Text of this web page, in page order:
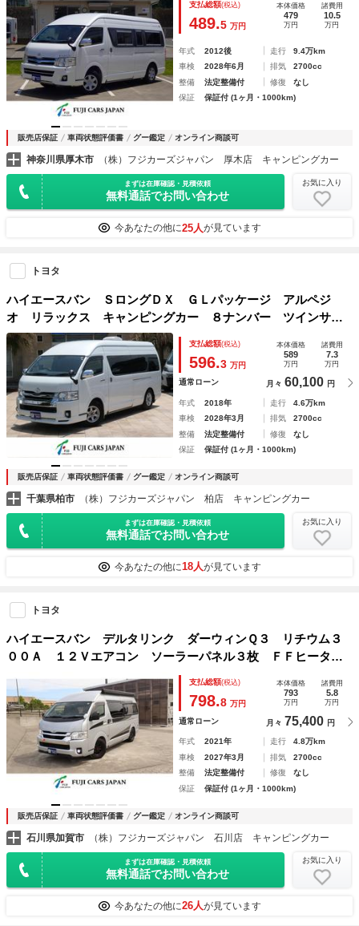
源 外部充電 シンク インバーター 四輪駆動 ワンオーナ
ー パワスラドア ＨＩＤオートライト ３型
支払総額(税込)
489.5 万円
本体価格
479
万円
諸費用
10.5
万円
年式 2012後 走行
9.4万km
車検
2028年6月 排気
2700cc
整備
法定整備付 修復
なし
保証
保証付 (1ヶ月・1000km)
販売店保証 車両状態評価書 グー鑑定 オンライン商談可
神奈川県厚木市 （株）フジカーズジャパン 厚木店 キャンピングカー
まずは在庫確認・見積依頼
無料通話でお問い合わせ
お気に入り
今あなたの他に25人が見ています
トヨタ
ハイエースバン ＳロングＤＸ ＧＬパッケージ アルペジ
オ リラックス キャンピングカー ８ナンバー ツインサブ
バッテリー １５００Ｗインバーター 走行充電 外部充電
マックスファン べバストＦＦヒーター 冷蔵庫 電子レン
ジ テレビ シンク ナビ
支払総額(税込)
596.3 万円
本体価格
589
万円
諸費用
7.3
万円
通常ローン 月々 60,100 円
年式 2018年 走行
4.6万km
車検
2028年3月 排気
2700cc
整備
法定整備付 修復
なし
保証
保証付 (1ヶ月・1000km)
販売店保証 車両状態評価書 グー鑑定 オンライン商談可
千葉県柏市 （株）フジカーズジャパン 柏店 キャンピングカー
まずは在庫確認・見積依頼
無料通話でお問い合わせ
お気に入り
今あなたの他に18人が見ています
トヨタ
ハイエースバン デルタリンク ダーウィンＱ３ リチウム３
００Ａ １２Ｖエアコン ソーラーパネル３枚 ＦＦヒータ
ー ２０００Ｗインバーター 走行充電器 外部充電器 サイ
ドオーニング ユーアイビークルショック テレビ 電子レン
ジ キャンピングカー
支払総額(税込)
798.8 万円
本体価格
793
万円
諸費用
5.8
万円
通常ローン 月々 75,400 円
年式 2021年 走行
4.8万km
車検
2027年3月 排気
2700cc
整備
法定整備付 修復
なし
保証
保証付 (1ヶ月・1000km)
販売店保証 車両状態評価書 グー鑑定 オンライン商談可
石川県加賀市 （株）フジカーズジャパン 石川店 キャンピングカー
まずは在庫確認・見積依頼
無料通話でお問い合わせ
お気に入り
今あなたの他に26人が見ています